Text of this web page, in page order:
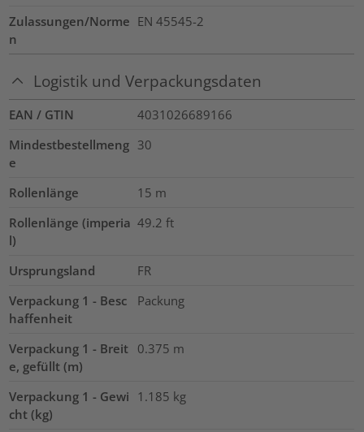
Zulassungen/Norme
n
EN 45545-2
Logistik und Verpackungsdaten
EAN / GTIN
4031026689166
Mindestbestellmeng
e
30
Rollenlänge 15 m
Rollenlänge (imperia
l)
49.2 ft
Ursprungsland
FR
Verpackung 1 - Besc
haffenheit
Packung
Verpackung 1 - Breit
e, gefüllt (m)
0.375 m
Verpackung 1 - Gewi
cht (kg)
1.185 kg